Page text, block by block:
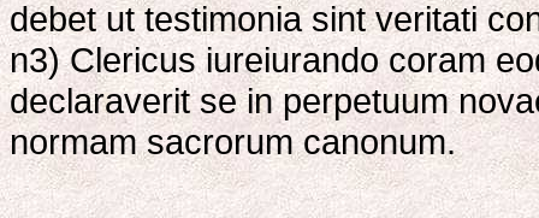
debet ut testimonia sint veritati
n3) Clericus iureiurando coram
declaraverit se in perpetuum
normam sacrorum canonum.